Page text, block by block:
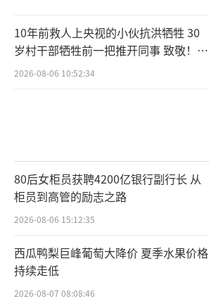
10年前救人上央视的小伙抗洪牺牲 30
岁村干部牺牲前一把推开同事 致敬！送
别！
2026-08-06 10:52:34
80后女柜员获聘4200亿银行副行长 从
柜员到高管的励志之路
2026-08-06 15:12:35
西瓜鸭梨巨峰葡萄大降价 夏季水果价格
持续走低
2026-08-07 08:08:46